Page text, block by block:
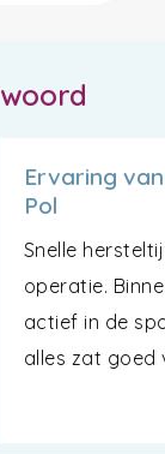
Ervaring
Pol
Snelle
operatie.
actief in de
alles zat goed